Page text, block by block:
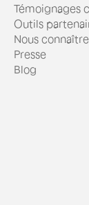
Témoignages
Outils
Nous connaître
Presse
Blog